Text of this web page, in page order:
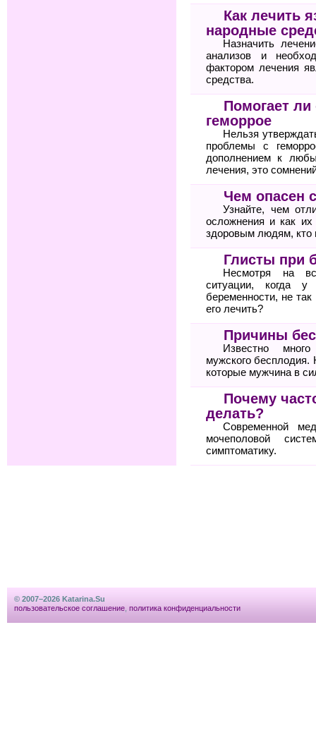
Как лечить
народные
Назначить
анализов и
фактором лечения
средства.
Помогает
геморрое
Нельзя
проблемы с
дополнением к
лечения, это
Чем опасен
Узнайте, чем
осложнения и как
здоровым людям, кто
Глисты при
Несмотря на
ситуации, когда
беременности, не
его лечить?
Причины
Известно
мужского бесплодия.
которые мужчина в
Почему
делать?
Современной
мочеполовой
симптоматику.
© 2007–2026 Katarina.Su
пользовательское соглашение политика конфиденциальности